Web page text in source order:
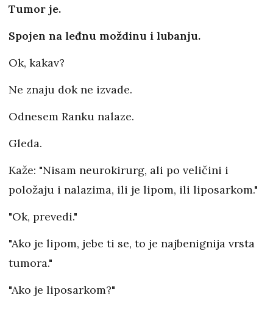
Tumor je.
Spojen na leđnu moždinu i lubanju.
Ok, kakav?
Ne znaju dok ne izvade.
Odnesem Ranku nalaze.
Gleda.
Kaže: "Nisam neurokirurg, ali po veličini i
položaju i nalazima, ili je lipom, ili liposarkom."
"Ok, prevedi."
"Ako je lipom, jebe ti se, to je najbenignija vrsta
tumora."
"Ako je liposarkom?"